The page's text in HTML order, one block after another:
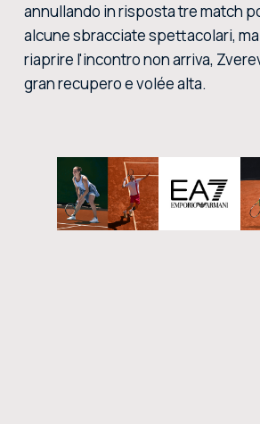
annullando in risposta tre match
alcune sbracciate spettacolari,
riaprire l'incontro non arriva,
gran recupero e volée alta.